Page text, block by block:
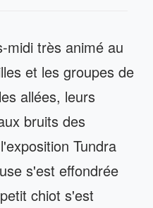
midi très animé au
et les groupes de
allées, leurs
bruits des
Tundra
s'est effondrée
chiot s'est